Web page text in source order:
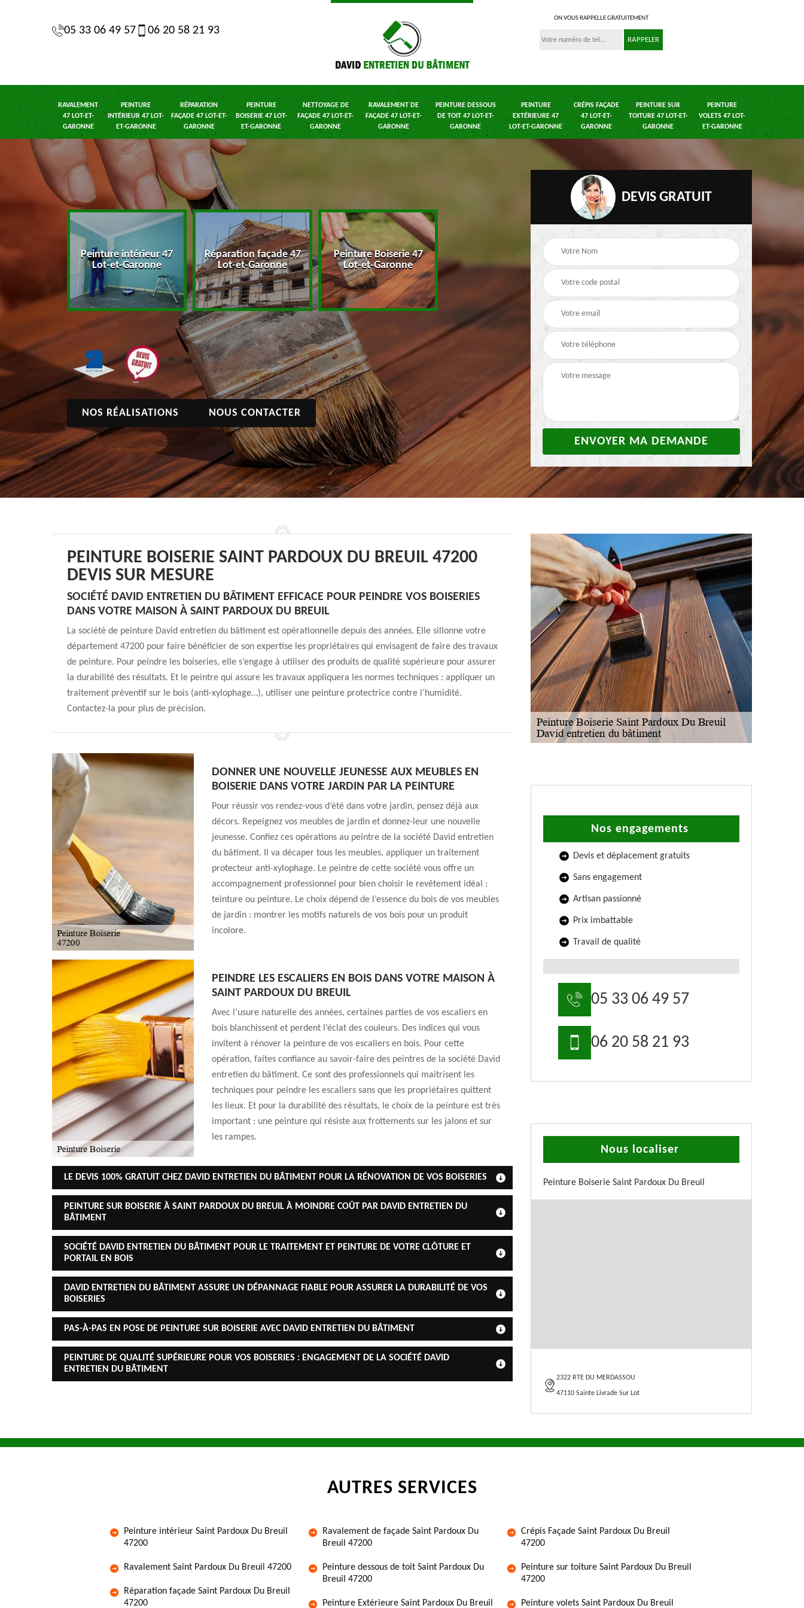
05 33 06 49 57 06 20 58 21 93
ON VOUS RAPPELLE GRATUITEMENT
RAVALEMENT
47 LOT-ET-
GARONNE
PEINTURE
INTÉRIEUR 47 LOT-
ET-GARONNE
RÉPARATION
FAÇADE 47 LOT-ET-
GARONNE
PEINTURE
BOISERIE 47 LOT-
ET-GARONNE
NETTOYAGE DE
FAÇADE 47 LOT-ET-
GARONNE
RAVALEMENT DE
FAÇADE 47 LOT-ET-
GARONNE
PEINTURE DESSOUS
DE TOIT 47 LOT-ET-
GARONNE
PEINTURE
EXTÉRIEURE 47
LOT-ET-GARONNE
CRÉPIS FAÇADE
47 LOT-ET-
GARONNE
PEINTURE SUR
TOITURE 47 LOT-ET-
GARONNE
PEINTURE
VOLETS 47 LOT-
ET-GARONNE
Peinture intérieur 47
Lot-et-Garonne
Réparation façade 47
Lot-et-Garonne
Peinture Boiserie 47
Lot-et-Garonne
Nettoyage de façade
47 Lot-et-Garonne
Ravalement de façade
47 Lot-et-Garonne
Peinture dessous de
toit 47 Lot-et-
NOS RÉALISATIONS NOUS CONTACTER
DEVIS GRATUIT
PEINTURE BOISERIE SAINT PARDOUX DU BREUIL 47200
DEVIS SUR MESURE
SOCIÉTÉ DAVID ENTRETIEN DU BÂTIMENT EFFICACE POUR PEINDRE VOS BOISERIES
DANS VOTRE MAISON À SAINT PARDOUX DU BREUIL
La société de peinture David entretien du bâtiment est opérationnelle depuis des années. Elle sillonne votre
département 47200 pour faire bénéficier de son expertise les propriétaires qui envisagent de faire des travaux
de peinture. Pour peindre les boiseries, elle s’engage à utiliser des produits de qualité supérieure pour assurer
la durabilité des résultats. Et le peintre qui assure les travaux appliquera les normes techniques : appliquer un
traitement préventif sur le bois (anti-xylophage…), utiliser une peinture protectrice contre l’humidité.
Contactez-la pour plus de précision.
DONNER UNE NOUVELLE JEUNESSE AUX MEUBLES EN
BOISERIE DANS VOTRE JARDIN PAR LA PEINTURE
Pour réussir vos rendez-vous d’été dans votre jardin, pensez déjà aux
décors. Repeignez vos meubles de jardin et donnez-leur une nouvelle
jeunesse. Confiez ces opérations au peintre de la société David entretien
du bâtiment. Il va décaper tous les meubles, appliquer un traitement
protecteur anti-xylophage. Le peintre de cette société vous offre un
accompagnement professionnel pour bien choisir le revêtement idéal :
teinture ou peinture. Le choix dépend de l’essence du bois de vos meubles
de jardin : montrer les motifs naturels de vos bois pour un produit
incolore.
PEINDRE LES ESCALIERS EN BOIS DANS VOTRE MAISON À
SAINT PARDOUX DU BREUIL
Avec l’usure naturelle des années, certaines parties de vos escaliers en
bois blanchissent et perdent l’éclat des couleurs. Des indices qui vous
invitent à rénover la peinture de vos escaliers en bois. Pour cette
opération, faites confiance au savoir-faire des peintres de la société David
entretien du bâtiment. Ce sont des professionnels qui maitrisent les
techniques pour peindre les escaliers sans que les propriétaires quittent
les lieux. Et pour la durabilité des résultats, le choix de la peinture est très
important : une peinture qui résiste aux frottements sur les jalons et sur
les rampes.
LE DEVIS 100% GRATUIT CHEZ DAVID ENTRETIEN DU BÂTIMENT POUR LA RÉNOVATION DE VOS BOISERIES
PEINTURE SUR BOISERIE À SAINT PARDOUX DU BREUIL À MOINDRE COÛT PAR DAVID ENTRETIEN DU
BÂTIMENT
SOCIÉTÉ DAVID ENTRETIEN DU BÂTIMENT POUR LE TRAITEMENT ET PEINTURE DE VOTRE CLÔTURE ET
PORTAIL EN BOIS
DAVID ENTRETIEN DU BÂTIMENT ASSURE UN DÉPANNAGE FIABLE POUR ASSURER LA DURABILITÉ DE VOS
BOISERIES
PAS-À-PAS EN POSE DE PEINTURE SUR BOISERIE AVEC DAVID ENTRETIEN DU BÂTIMENT
PEINTURE DE QUALITÉ SUPÉRIEURE POUR VOS BOISERIES : ENGAGEMENT DE LA SOCIÉTÉ DAVID
ENTRETIEN DU BÂTIMENT
Nos engagements
Devis et déplacement gratuits
Sans engagement
Artisan passionné
Prix imbattable
Travail de qualité
05 33 06 49 57
06 20 58 21 93
Nous localiser
Peinture Boiserie Saint Pardoux Du Breuil
2322 RTE DU MERDASSOU
47110 Sainte Livrade Sur Lot
AUTRES SERVICES
Peinture intérieur Saint Pardoux Du Breuil
47200
Ravalement Saint Pardoux Du Breuil 47200
Réparation façade Saint Pardoux Du Breuil
47200
Ravalement de façade Saint Pardoux Du
Breuil 47200
Peinture dessous de toit Saint Pardoux Du
Breuil 47200
Peinture Extérieure Saint Pardoux Du Breuil
Crépis Façade Saint Pardoux Du Breuil
47200
Peinture sur toiture Saint Pardoux Du Breuil
47200
Peinture volets Saint Pardoux Du Breuil